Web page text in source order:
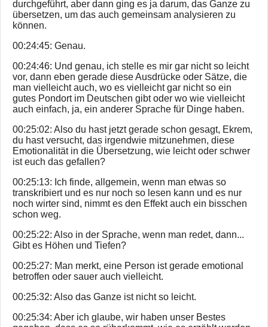
durchgeführt, aber dann ging es ja darum, das Ganze zu
übersetzen, um das auch gemeinsam analysieren zu
können.
00:24:45: Genau.
00:24:46: Und genau, ich stelle es mir gar nicht so leicht
vor, dann eben gerade diese Ausdrücke oder Sätze, die
man vielleicht auch, wo es vielleicht gar nicht so ein
gutes Pondort im Deutschen gibt oder wo wie vielleicht
auch einfach, ja, ein anderer Sprache für Dinge haben.
00:25:02: Also du hast jetzt gerade schon gesagt, Ekrem,
du hast versucht, das irgendwie mitzunehmen, diese
Emotionalität in die Übersetzung, wie leicht oder schwer
ist euch das gefallen?
00:25:13: Ich finde, allgemein, wenn man etwas so
transkribiert und es nur noch so lesen kann und es nur
noch wirter sind, nimmt es den Effekt auch ein bisschen
schon weg.
00:25:22: Also in der Sprache, wenn man redet, dann...
Gibt es Höhen und Tiefen?
00:25:27: Man merkt, eine Person ist gerade emotional
betroffen oder sauer auch vielleicht.
00:25:32: Also das Ganze ist nicht so leicht.
00:25:34: Aber ich glaube, wir haben unser Bestes